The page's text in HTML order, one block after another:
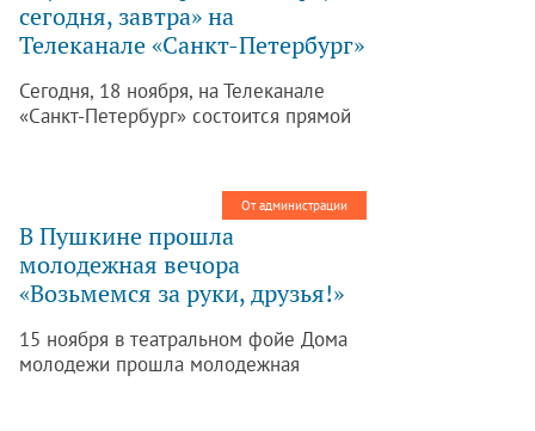
2015 года составило 5%.
сегодня, завтра» на
Телеканале «Санкт-Петербург»
Сегодня, 18 ноября, на Телеканале
«Санкт-Петербург» состоится прямой
район: вчера, сегодня, завтра». Гостем
студии станет заместитель главы
администрации Пушкинского района
Д.Г. Матвеев.
От администрации
В Пушкине прошла
молодежная вечора
«Возьмемся за руки, друзья!»
15 ноября в театральном фойе Дома
молодежи прошла молодежная